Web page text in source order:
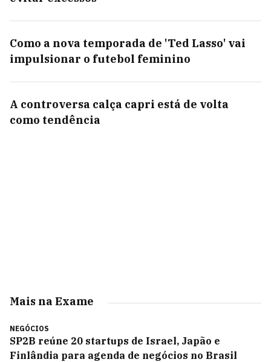
Como a nova temporada de 'Ted Lasso' vai
impulsionar o futebol feminino
A controversa calça capri está de volta
como tendência
Mais na Exame
NEGÓCIOS
SP2B reúne 20 startups de Israel, Japão e
Finlândia para agenda de negócios no Brasil